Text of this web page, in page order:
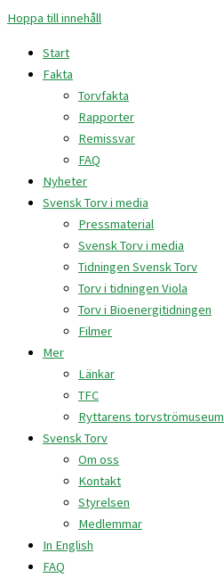
Hoppa till innehåll
Start
Fakta
Torvfakta
Rapporter
Remissvar
FAQ
Nyheter
Svensk Torv i media
Pressmaterial
Svensk Torv i media
Tidningen Svensk Torv
Torv i tidningen Viola
Torv i Bioenergitidningen
Filmer
Mer
Länkar
TFC
Ryttarens torvströmuseum
Svensk Torv
Om oss
Kontakt
Styrelsen
Medlemmar
In English
FAQ